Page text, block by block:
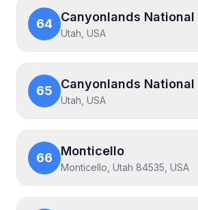
64 Canyonlands National
Utah, USA
65 Canyonlands National
Utah, USA
66 Monticello
Monticello, Utah 84535, USA